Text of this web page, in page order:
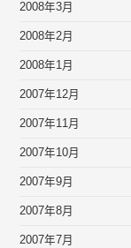
2008年3月
2008年2月
2008年1月
2007年12月
2007年11月
2007年10月
2007年9月
2007年8月
2007年7月